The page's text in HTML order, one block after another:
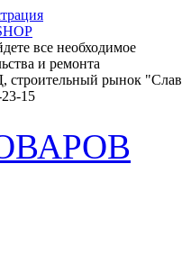
все необходимое
и ремонта
рынок
15